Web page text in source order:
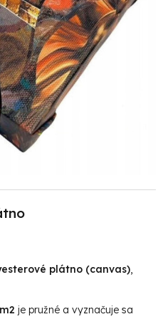
plátno (canvas),
je pružné a vyznačuje sa